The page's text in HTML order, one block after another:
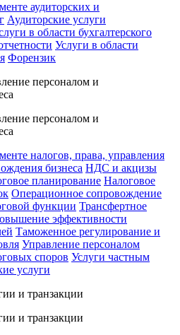
аудиторских и
Аудиторские услуги
в области бухгалтерского
Услуги в области
Форензик
персоналом и
персоналом и
налогов, права, управления
бизнеса НДС и акцизы
планирование Налоговое
Операционное сопровождение
функции Трансфертное
эффективности
Таможенное регулирование и
Управление персоналом
споров Услуги частным
услуги
и транзакции
и транзакции